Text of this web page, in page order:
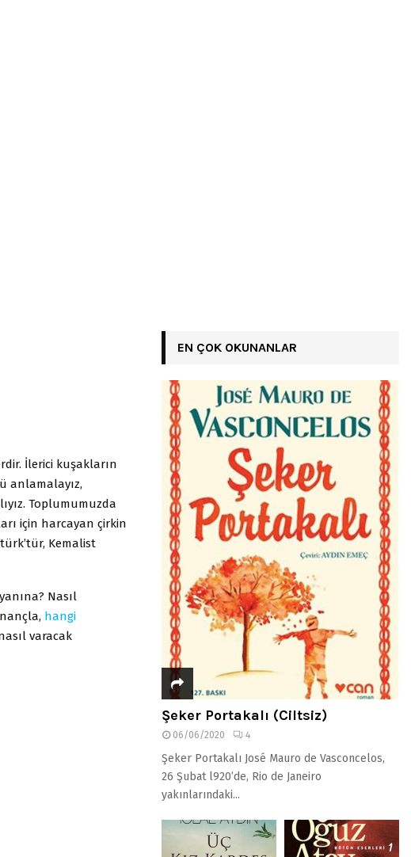
İlerici kuşakların
anlamalayız,
Toplumumuzda
için harcayan çirkin
Kemalist
Nasıl
hangi
varacak
EN ÇOK OKUNANLAR
Şeker Portakalı (Ciltsiz)
06/06/2020 4
Şeker Portakalı José Mauro de Vasconcelos,
26 Şubat l920’de, Rio de Janeiro
yakınlarındaki...